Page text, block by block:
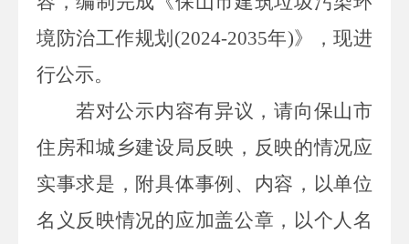
境防治工作规划 (2024-2035年)》，现进
行公示。
若对公示内容有异议，请向保山市
住房和城乡建设局反映，反映的情况应
实事求是，附具体事例、内容，以单位
名义反映情况的应加盖公章，以个人名